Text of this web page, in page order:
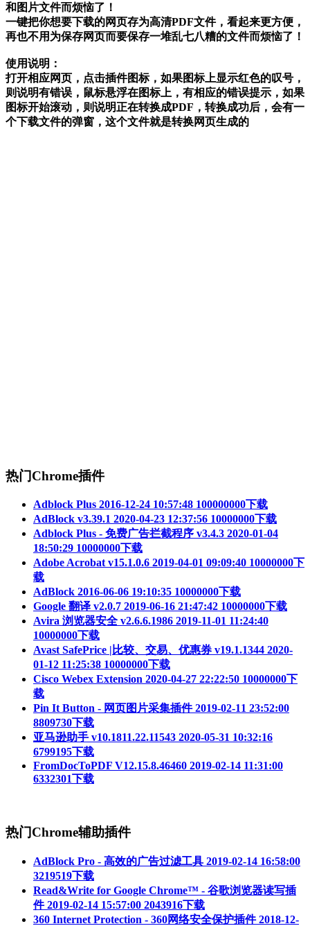
和图片文件而烦恼了！
一键把你想要下载的网页存为高清PDF文件，看起来更方便，
再也不用为保存网页而要保存一堆乱七八糟的文件而烦恼了！
使用说明：
打开相应网页，点击插件图标，如果图标上显示红色的叹号，
则说明有错误，鼠标悬浮在图标上，有相应的错误提示，如果
图标开始滚动，则说明正在转换成PDF，转换成功后，会有一
个下载文件的弹窗，这个文件就是转换网页生成的
热门Chrome插件
Adblock Plus 2016-12-24 10:57:48 100000000下载
AdBlock v3.39.1 2020-04-23 12:37:56 10000000下载
Adblock Plus - 免费广告拦截程序 v3.4.3 2020-01-04
18:50:29 10000000下载
Adobe Acrobat v15.1.0.6 2019-04-01 09:09:40 10000000下
载
AdBlock 2016-06-06 19:10:35 10000000下载
Google 翻译 v2.0.7 2019-06-16 21:47:42 10000000下载
Avira 浏览器安全 v2.6.6.1986 2019-11-01 11:24:40
10000000下载
Avast SafePrice |比较、交易、优惠券 v19.1.1344 2020-
01-12 11:25:38 10000000下载
Cisco Webex Extension 2020-04-27 22:22:50 10000000下
载
Pin It Button - 网页图片采集插件 2019-02-11 23:52:00
8809730下载
亚马逊助手 v10.1811.22.11543 2020-05-31 10:32:16
6799195下载
FromDocToPDF V12.15.8.46460 2019-02-14 11:31:00
6332301下载
热门Chrome辅助插件
AdBlock Pro - 高效的广告过滤工具 2019-02-14 16:58:00
3219519下载
Read&Write for Google Chrome™ - 谷歌浏览器读写插
件 2019-02-14 15:57:00 2043916下载
360 Internet Protection - 360网络安全保护插件 2018-12-